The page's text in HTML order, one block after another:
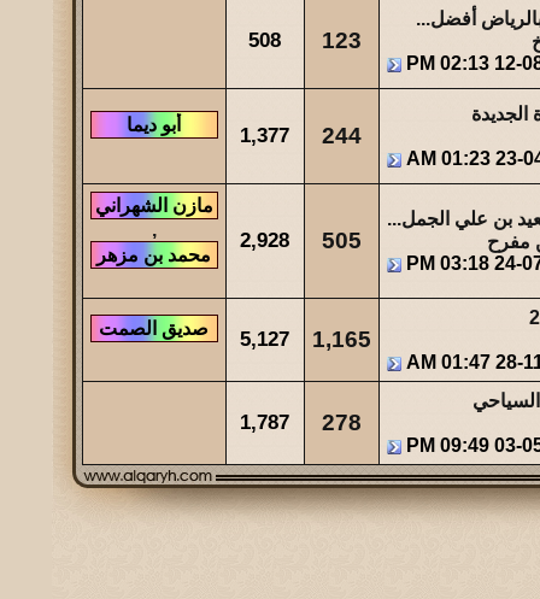
أفضل...
12-
02:13 PM
123
508
الجديدة
23-
01:23 AM
244
1,377
بن علي الجمل...
مفرح
24-
03:18 PM
505
2,928
,
28-
01:47 AM
1,165
5,127
03-
09:49 PM
278
1,787